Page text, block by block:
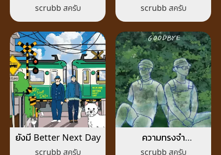
scrubb สครับ scrubb สครับ
ยังมี Better Next Day
scrubb สครับ
ความทรงจำ
(Goodbye)
scrubb สครับ